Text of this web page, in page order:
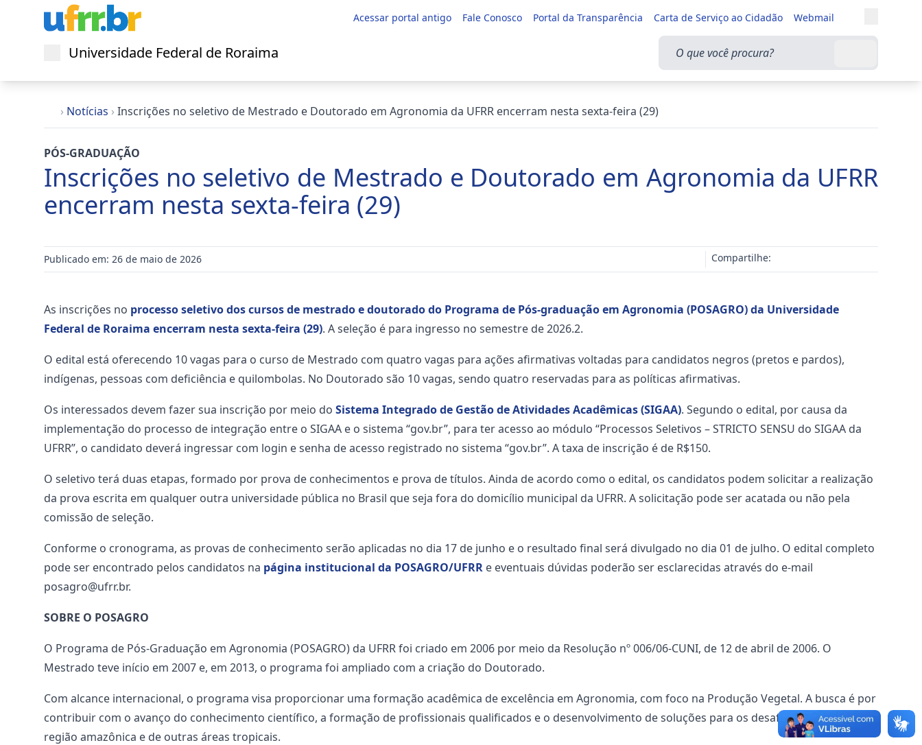
Acessar portal antigo Fale Conosco Portal da Transparência Carta de Serviço ao Cidadão Webmail
Alternar
Abrir menu
Universidade Federal de Roraima
O que você procura?
Buscar
› Notícias › Inscrições no seletivo de Mestrado e Doutorado em Agronomia da UFRR encerram nesta sexta-feira (29)
PÓS-GRADUAÇÃO
Inscrições no seletivo de Mestrado e Doutorado em Agronomia da UFRR
encerram nesta sexta-feira (29)
Publicado em: 26 de maio de 2026 Compartilhe:
As inscrições no processo seletivo dos cursos de mestrado e doutorado do Programa de Pós-graduação em Agronomia (POSAGRO) da Universidade
Federal de Roraima encerram nesta sexta-feira (29). A seleção é para ingresso no semestre de 2026.2.
O edital está oferecendo 10 vagas para o curso de Mestrado com quatro vagas para ações afirmativas voltadas para candidatos negros (pretos e pardos),
indígenas, pessoas com deficiência e quilombolas. No Doutorado são 10 vagas, sendo quatro reservadas para as políticas afirmativas.
Os interessados devem fazer sua inscrição por meio do Sistema Integrado de Gestão de Atividades Acadêmicas (SIGAA). Segundo o edital, por causa da
implementação do processo de integração entre o SIGAA e o sistema “gov.br”, para ter acesso ao módulo “Processos Seletivos – STRICTO SENSU do SIGAA da
UFRR”, o candidato deverá ingressar com login e senha de acesso registrado no sistema “gov.br”. A taxa de inscrição é de R$150.
O seletivo terá duas etapas, formado por prova de conhecimentos e prova de títulos. Ainda de acordo como o edital, os candidatos podem solicitar a realização
da prova escrita em qualquer outra universidade pública no Brasil que seja fora do domicílio municipal da UFRR. A solicitação pode ser acatada ou não pela
comissão de seleção.
Conforme o cronograma, as provas de conhecimento serão aplicadas no dia 17 de junho e o resultado final será divulgado no dia 01 de julho. O edital completo
pode ser encontrado pelos candidatos na página institucional da POSAGRO/UFRR e eventuais dúvidas poderão ser esclarecidas através do e-mail
posagro@ufrr.br.
SOBRE O POSAGRO
O Programa de Pós-Graduação em Agronomia (POSAGRO) da UFRR foi criado em 2006 por meio da Resolução nº 006/06-CUNI, de 12 de abril de 2006. O
Mestrado teve início em 2007 e, em 2013, o programa foi ampliado com a criação do Doutorado.
Com alcance internacional, o programa visa proporcionar uma formação acadêmica de excelência em Agronomia, com foco na Produção Vegetal. A busca é por
contribuir com o avanço do conhecimento científico, a formação de profissionais qualificados e o desenvolvimento de soluções para os desafios agrícolas da
região amazônica e de outras áreas tropicais.